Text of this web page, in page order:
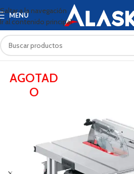
Saltar a la navegación
Ir al contenido principal
MENÚ
AGOTAD
O